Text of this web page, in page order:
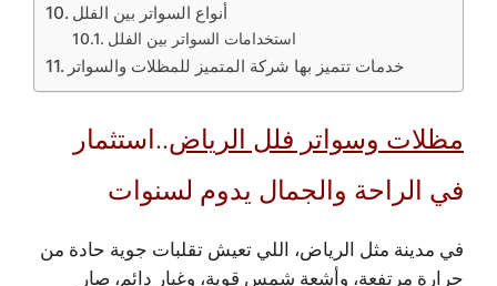
أنواع السواتر بين الفلل
استخدامات السواتر بين الفلل
مظلات وسواتر فلل الرياض..استثمار
في الراحة والجمال يدوم لسنوات
في مدينة مثل الرياض، اللي تعيش تقلبات جوية حادة من
حرارة مرتفعة، وأشعة شمس قوية، وغبار دائم، صار